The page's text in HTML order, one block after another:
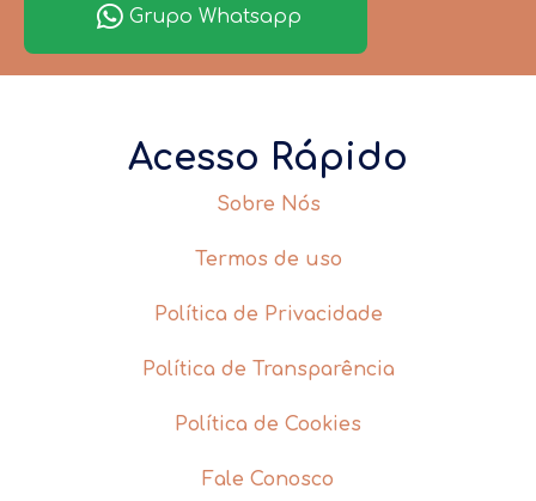
Grupo Whatsapp
Acesso Rápido
Sobre Nós
Termos de uso
Política de Privacidade
Política de Transparência
Política de Cookies
Fale Conosco